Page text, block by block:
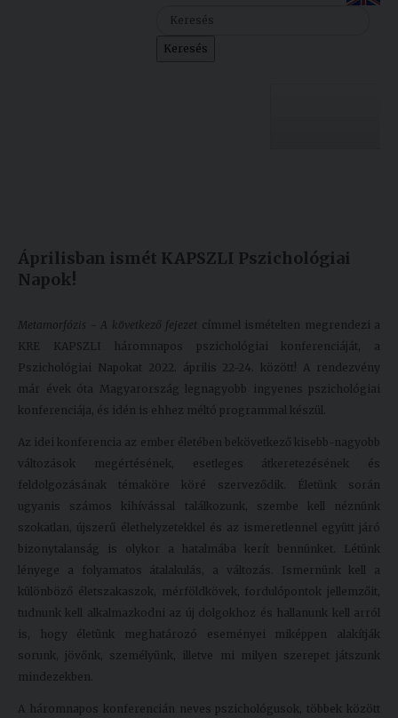
Sport
Akadémia
Keresés
Kutatás
Kiadványok
Nemzetközi
kapcsolatok
Egyetemi
Lelkészség
Események
Áprilisban ismét KAPSZLI Pszichológiai
Napok!
Metamorfózis - A következő fejezet címmel ismételten megrendezi a
KRE KAPSZLI háromnapos pszichológiai konferenciáját, a
Pszichológiai Napokat 2022. április 22-24. között! A rendezvény
már évek óta Magyarország legnagyobb ingyenes pszichológiai
konferenciája, és idén is ehhez méltó programmal készül.
Az idei konferencia az ember életében bekövetkező kisebb-nagyobb
változások megértésének, esetleges átkeretezésének és
feldolgozásának témaköre köré szerveződik. Életünk során
ugyanis számos kihívással találkozunk, szembe kell néznünk
szokatlan, újszerű élethelyzetekkel és az ismeretlennel együtt járó
bizonytalanság is olykor a hatalmába kerít bennünket. Létünk
lényege a folyamatos átalakulás, a változás. Ismernünk kell a
különböző életszakaszok, mérföldkövek, fordulópontok jellemzőit,
tudnunk kell alkalmazkodni az új dolgokhoz és hallanunk kell arról
is, hogy életünk meghatározó eseményei miképpen alakítják
sorunk, jövőnk, személyünk, illetve mi milyen szerepet játszunk
mindezekben.
A háromnapos konferencián neves pszichológusok, többek között